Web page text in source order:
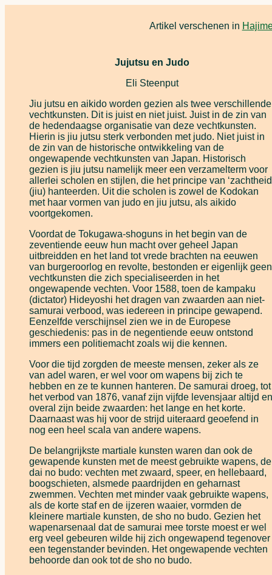
Artikel verschenen in
Jujutsu en Judo
Eli Steenput
Jiu jutsu en aikido worden gezien als twee verschillende
vechtkunsten. Dit is juist en niet juist. Juist in de zin van
de hedendaagse organisatie van deze vechtkunsten.
Hierin is jiu jutsu sterk verbonden met judo. Niet juist in
de zin van de historische ontwikkeling van de
ongewapende vechtkunsten van Japan. Historisch
gezien is jiu jutsu namelijk meer een verzamelterm voor
allerlei scholen en stijlen, die het principe van
(jiu) hanteerden. Uit die scholen is zowel de Kodokan
met haar vormen van judo en jiu jutsu, als aikido
voortgekomen.
Voordat de Tokugawa-shoguns in het begin van de
zeventiende eeuw hun macht over geheel Japan
uitbreidden en het land tot vrede brachten na eeuwen
van burgeroorlog en revolte, bestonden er eigenlijk geen
vechtkunsten die zich specialiseerden in het
ongewapende vechten. Voor 1588, toen de kampaku
(dictator) Hideyoshi het dragen van zwaarden aan niet-
samurai verbood, was iedereen in principe gewapend.
Eenzelfde verschijnsel zien we in de Europese
geschiedenis: pas in de negentiende eeuw ontstond
immers een politiemacht zoals wij die kennen.
Voor die tijd zorgden de meeste mensen, zeker als ze
van adel waren, er wel voor om wapens bij zich te
hebben en ze te kunnen hanteren. De samurai droeg, tot
het verbod van 1876, vanaf zijn vijfde levensjaar altijd en
overal zijn beide zwaarden: het lange en het korte.
Daarnaast was hij voor de strijd uiteraard geoefend in
nog een heel scala van andere wapens.
De belangrijkste martiale kunsten waren dan ook de
gewapende kunsten met de meest gebruikte wapens, de
dai no budo: vechten met zwaard, speer, en hellebaard,
boogschieten, alsmede paardrijden en geharnast
zwemmen. Vechten met minder vaak gebruikte wapens,
als de korte staf en de ijzeren waaier, vormden de
kleinere martiale kunsten, de sho no budo. Gezien het
wapenarsenaal dat de samurai mee torste moest er wel
erg veel gebeuren wilde hij zich ongewapend tegenover
een tegenstander bevinden. Het ongewapende vechten
behoorde dan ook tot de sho no budo.